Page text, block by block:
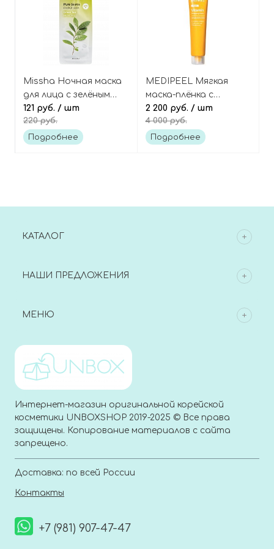
Missha Ночная маска
для лица с зелёным
чаем Pure source
pocket pack green tea
121 руб. / шт
220 руб.
Подробнее
MEDIPEEL Мягкая
маска-плёнка с
витамином С и
кислотами, Vegan
Vitamin Collagen
2 200 руб. / шт
4 000 руб.
Подробнее
КАТАЛОГ
НАШИ ПРЕДЛОЖЕНИЯ
МЕНЮ
Интернет-магазин оригинальной корейской
косметики UNBOXSHOP 2019-2025 © Все права
защищены. Копирование материалов с сайта
запрещено.
Доставка: по всей России
Контакты
+7 (981) 907-47-47